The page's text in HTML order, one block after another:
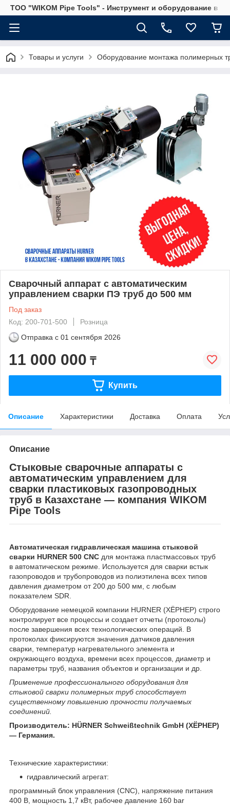
ТОО "WIKOM Pipe Tools" - Инструмент и оборудование в
Товары и услуги Оборудование монтажа полимерных
Сварочный аппарат с автоматическим
управлением сварки ПЭ труб до 500 мм
Под заказ
Код: 200-701-500
Розница
Отправка с 01 сентября 2026
11 000 000 ₸
Купить
Описание Характеристики Доставка Оплата
Описание
Стыковые сварочные аппараты с
автоматическим управлением для
сварки пластиковых газопроводных
труб в Казахстане ― компания WIKOM
Pipe Tools
Автоматическая гидравлическая машина стыковой
сварки HURNER 500 CNC для монтажа пластмассовых труб
в автоматическом режиме. Используется для сварки встык
газопроводов и трубопроводов из полиэтилена всех типов
давления диаметром от 200 до 500 мм, с любым
показателем SDR.
Оборудование немецкой компании HURNER (ХЁРНЕР) строго
контролирует все процессы и создает отчеты (протоколы)
после завершения всех технологических операций. В
протоколах фиксируются значения датчиков давления
сварки, температур нагревательного элемента и
окружающего воздуха, времени всех процессов, диаметр и
параметры труб, названия объектов и организации и др.
Применение профессионального оборудования для
стыковой сварки полимерных труб способствует
существенному повышению прочности получаемых
соединений.
Производитель: HÜRNER Schweißtechnik GmbH (ХЁРНЕР)
― Германия.
Технические характеристики:
гидравлический агрегат:
программный блок управления (CNC), напряжение питания
400 В, мощность 1,7 кВт, рабочее давление 160 bar